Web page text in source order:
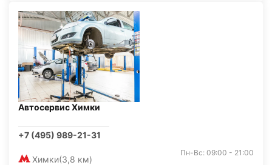
Автосервис Химки
+7 (495) 989-21-31
Химки(3,8 км)
Пн-Вс: 09:00 - 21:00